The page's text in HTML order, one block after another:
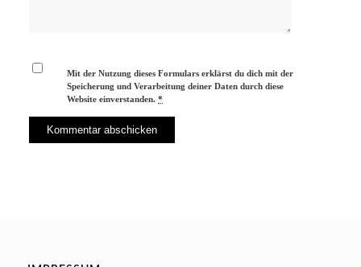
Mit der Nutzung dieses Formulars erklärst du dich mit der
Speicherung und Verarbeitung deiner Daten durch diese
Website einverstanden.*